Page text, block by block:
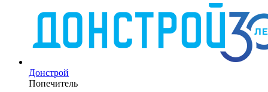
Донстрой
Попечитель